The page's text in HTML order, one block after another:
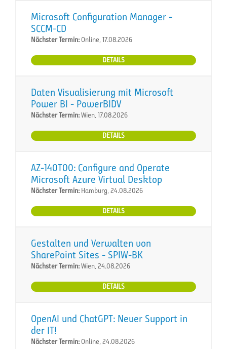
Microsoft Configuration Manager -
SCCM-CD
Nächster Termin:Online, 17.08.2026
DETAILS
Daten Visualisierung mit Microsoft
Power BI - PowerBIDV
Nächster Termin:Wien, 17.08.2026
DETAILS
AZ-140T00: Configure and Operate
Microsoft Azure Virtual Desktop
Nächster Termin: Hamburg, 24.08.2026
DETAILS
Gestalten und Verwalten von
SharePoint Sites - SPIW-BK
Nächster Termin:Wien, 24.08.2026
DETAILS
OpenAI und ChatGPT: Neuer Support in
der IT!
Nächster Termin:Online, 24.08.2026